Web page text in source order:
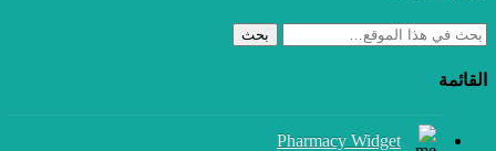
بحث
القائمة
Pharmacy Widget